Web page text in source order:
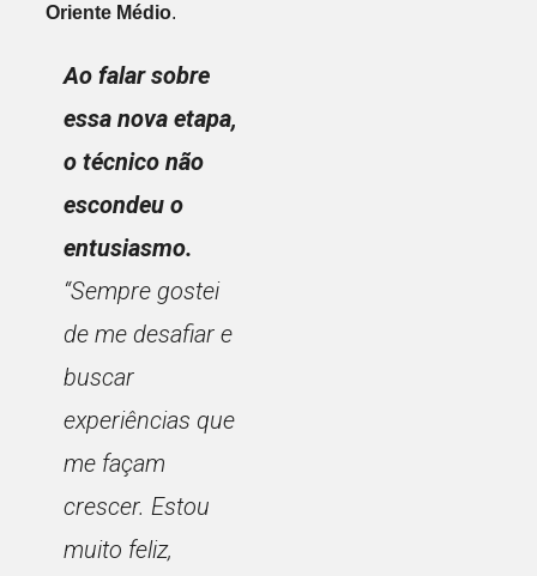
Oriente Médio.
Ao falar sobre
essa nova etapa,
o técnico não
escondeu o
entusiasmo.
“Sempre gostei
de me desafiar e
buscar
experiências que
me façam
crescer. Estou
muito feliz,